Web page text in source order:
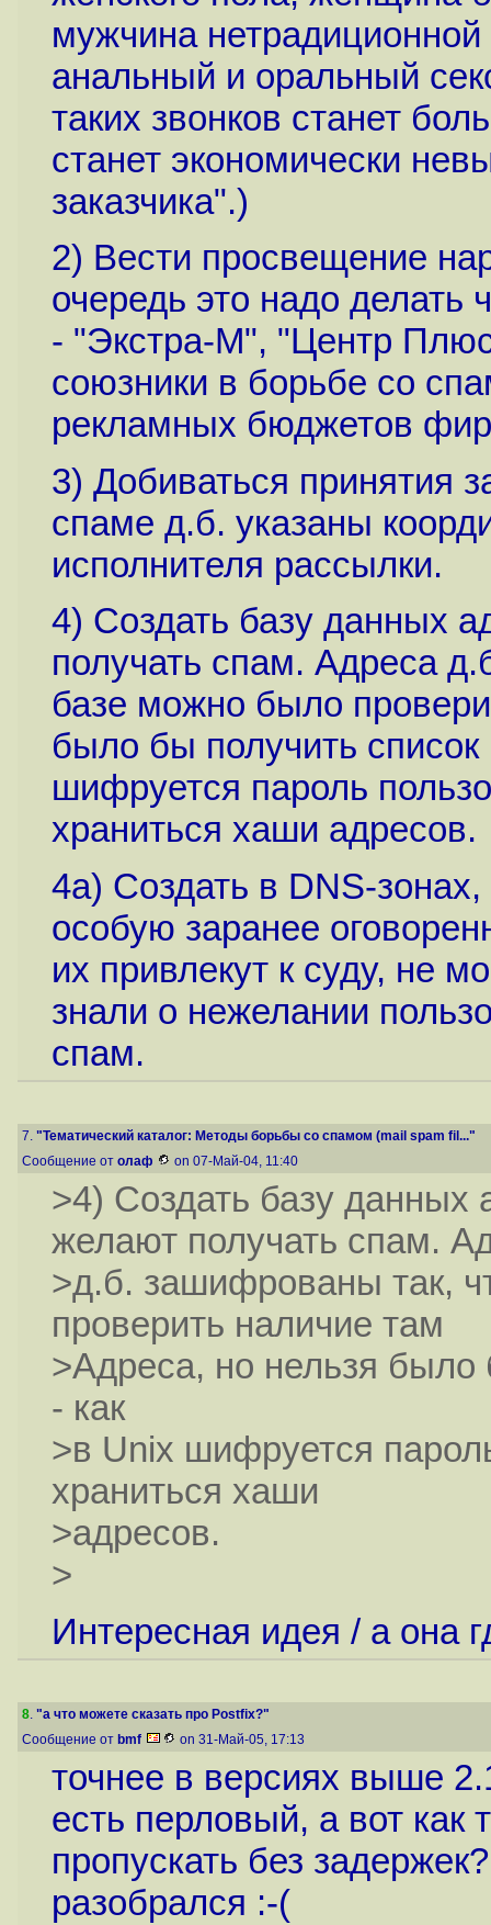
мужчина
анальный и оральный
таких звонков станет
станет экономически
заказчика".)
2) Вести просвещение
очередь это надо делать
- "Экстра-М", "Центр
союзники в борьбе со
рекламных бюджетов
3) Добиваться принятия
спаме д.б. указаны
исполнителя рассылки.
4) Создать базу данных
получать спам. Адреса
базе можно было
было бы получить
шифруется пароль
храниться хаши адресов.
4a) Создать в DNS-
особую заранее
их привлекут к суду, не
знали о нежелании
спам.
7. "Тематический каталог: Методы борьбы со спамом (mail spam fil..."
Сообщение от олаф on 07-Май-04, 11:40
>4) Создать базу данных
желают получать спам.
>д.б. зашифрованы так,
проверить наличие там
>Адреса, но нельзя было
- как
>в Unix шифруется
храниться хаши
>адресов.
>
Интересная идея / а она
8. "а что можете сказать про Postfix?"
Сообщение от bmf on 31-Май-05, 17:13
точнее в версиях выше
есть перловый, а вот как
пропускать без
разобрался :-(